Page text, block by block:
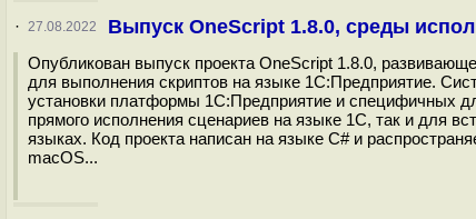
· 27.08.2022 Выпуск OneScript 1.8.0, среды
Опубликован выпуск проекта OneScript 1.8.0,
для выполнения скриптов на языке 1С:Предприятие.
установки платформы 1С:Предприятие и специфичных
прямого исполнения сценариев на языке 1С, так и для
языках. Код проекта написан на языке С# и
macOS...